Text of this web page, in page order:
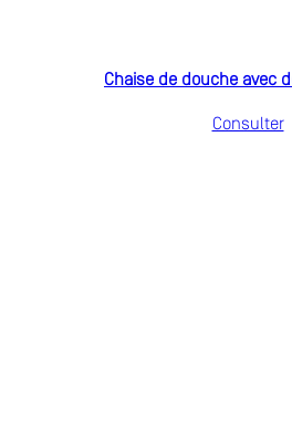
Chaise de douche avec
Consulter